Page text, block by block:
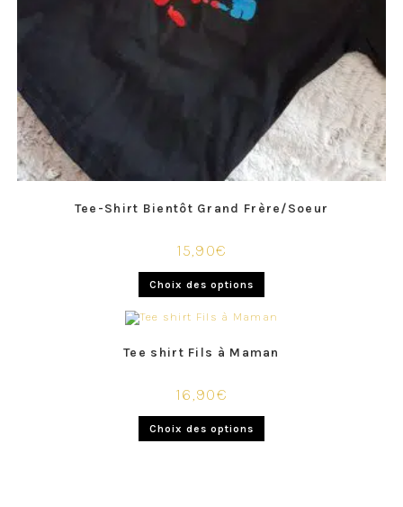
Tee-Shirt Bientôt Grand Frère/Soeur
15,90€
Choix des options
Tee shirt Fils à Maman
16,90€
Choix des options